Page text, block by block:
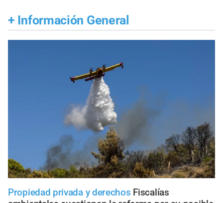
+ Información General
Propiedad privada y derechos Fiscalías